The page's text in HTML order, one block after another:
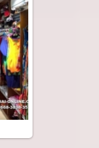
с
Ао